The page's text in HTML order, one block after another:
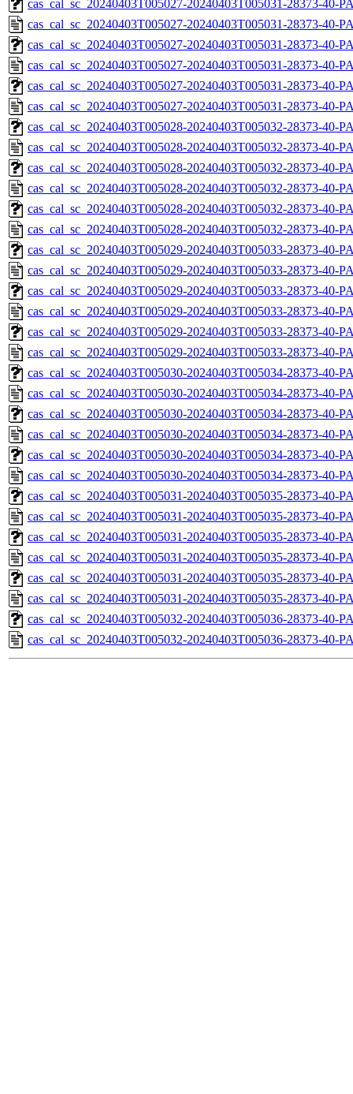
cas_cal_sc_20240403T005027-20240403T005031-28373-40-
cas_cal_sc_20240403T005027-20240403T005031-28373-40-
cas_cal_sc_20240403T005027-20240403T005031-28373-40-
cas_cal_sc_20240403T005027-20240403T005031-28373-40-
cas_cal_sc_20240403T005027-20240403T005031-28373-40-
cas_cal_sc_20240403T005027-20240403T005031-28373-40-
cas_cal_sc_20240403T005028-20240403T005032-28373-40-
cas_cal_sc_20240403T005028-20240403T005032-28373-40-
cas_cal_sc_20240403T005028-20240403T005032-28373-40-
cas_cal_sc_20240403T005028-20240403T005032-28373-40-
cas_cal_sc_20240403T005028-20240403T005032-28373-40-
cas_cal_sc_20240403T005028-20240403T005032-28373-40-
cas_cal_sc_20240403T005029-20240403T005033-28373-40-
cas_cal_sc_20240403T005029-20240403T005033-28373-40-
cas_cal_sc_20240403T005029-20240403T005033-28373-40-
cas_cal_sc_20240403T005029-20240403T005033-28373-40-
cas_cal_sc_20240403T005029-20240403T005033-28373-40-
cas_cal_sc_20240403T005029-20240403T005033-28373-40-
cas_cal_sc_20240403T005030-20240403T005034-28373-40-
cas_cal_sc_20240403T005030-20240403T005034-28373-40-
cas_cal_sc_20240403T005030-20240403T005034-28373-40-
cas_cal_sc_20240403T005030-20240403T005034-28373-40-
cas_cal_sc_20240403T005030-20240403T005034-28373-40-
cas_cal_sc_20240403T005030-20240403T005034-28373-40-
cas_cal_sc_20240403T005031-20240403T005035-28373-40-
cas_cal_sc_20240403T005031-20240403T005035-28373-40-
cas_cal_sc_20240403T005031-20240403T005035-28373-40-
cas_cal_sc_20240403T005031-20240403T005035-28373-40-
cas_cal_sc_20240403T005031-20240403T005035-28373-40-
cas_cal_sc_20240403T005031-20240403T005035-28373-40-
cas_cal_sc_20240403T005032-20240403T005036-28373-40-
cas_cal_sc_20240403T005032-20240403T005036-28373-40-